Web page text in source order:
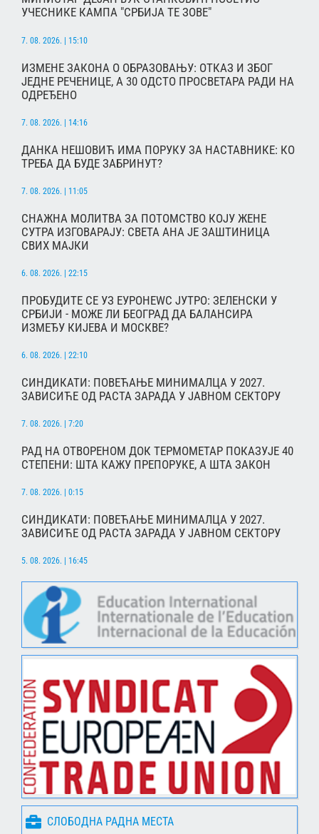
УЧЕСНИКЕ КАМПА "СРБИЈА ТЕ ЗОВЕ"
7. 08. 2026. | 15:10
ИЗМЕНЕ ЗАКОНА О ОБРАЗОВАЊУ: ОТКАЗ И ЗБОГ
ЈЕДНЕ РЕЧЕНИЦЕ, А 30 ОДСТО ПРОСВЕТАРА РАДИ НА
ОДРЕЂЕНО
7. 08. 2026. | 14:16
ДАНКА НЕШОВИЋ ИМА ПОРУКУ ЗА НАСТАВНИКЕ: КО
ТРЕБА ДА БУДЕ ЗАБРИНУТ?
7. 08. 2026. | 11:05
СНАЖНА МОЛИТВА ЗА ПОТОМСТВО КОЈУ ЖЕНЕ
СУТРА ИЗГОВАРАЈУ: СВЕТА АНА ЈЕ ЗАШТИНИЦА
СВИХ МАЈКИ
6. 08. 2026. | 22:15
ПРОБУДИТЕ СЕ УЗ ЕУРОНЕWС ЈУТРО: ЗЕЛЕНСКИ У
СРБИЈИ - МОЖЕ ЛИ БЕОГРАД ДА БАЛАНСИРА
ИЗМЕЂУ КИЈЕВА И МОСКВЕ?
6. 08. 2026. | 22:10
СИНДИКАТИ: ПОВЕЋАЊЕ МИНИМАЛЦА У 2027.
ЗАВИСИЋЕ ОД РАСТА ЗАРАДА У ЈАВНОМ СЕКТОРУ
7. 08. 2026. | 7:20
РАД НА ОТВОРЕНОМ ДОК ТЕРМОМЕТАР ПОКАЗУЈЕ 40
СТЕПЕНИ: ШТА КАЖУ ПРЕПОРУКЕ, А ШТА ЗАКОН
7. 08. 2026. | 0:15
СИНДИКАТИ: ПОВЕЋАЊЕ МИНИМАЛЦА У 2027.
ЗАВИСИЋЕ ОД РАСТА ЗАРАДА У ЈАВНОМ СЕКТОРУ
5. 08. 2026. | 16:45
СЛОБОДНА РАДНА МЕСТА